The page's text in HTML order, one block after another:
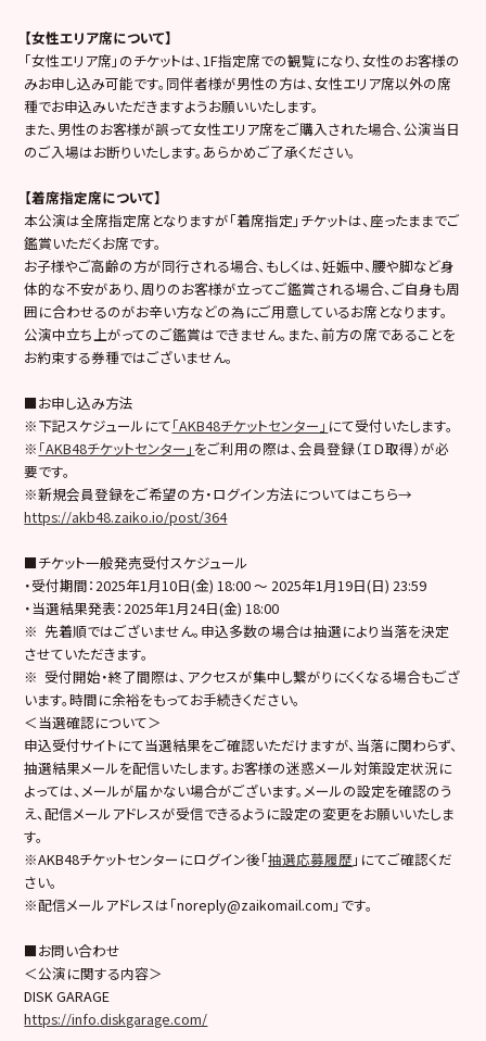
【女性エリア席について】
「女性エリア席」のチケットは、1F指定席での観覧になり、女性のお客様の
みお申し込み可能です。同伴者様が男性の方は、女性エリア席以外の席
種でお申込みいただきますようお願いいたします。
また、男性のお客様が誤って女性エリア席をご購入された場合、公演当日
のご入場はお断りいたします。あらかめご了承ください。
【着席指定席について】
本公演は全席指定席となりますが「着席指定」チケットは、座ったままでご
鑑賞いただくお席です。
お子様やご高齢の方が同行される場合、もしくは、妊娠中、腰や脚など身
体的な不安があり、周りのお客様が立ってご鑑賞される場合、ご自身も周
囲に合わせるのがお辛い方などの為にご用意しているお席となります。
公演中立ち上がってのご鑑賞はできません。また、前方の席であることを
お約束する券種ではございません。
■お申し込み方法
※下記スケジュールにて「AKB48チケットセンター」 にて受付いたします。
※ 「AKB48チケットセンター」 をご利用の際は、会員登録（ＩＤ取得）が必
要です。
※新規会員登録をご希望の方・ログイン方法についてはこちら→
https://akb48.zaiko.io/post/364
■チケット一般発売受付スケジュール
・受付期間：2025年1月10日(金) 18:00 〜 2025年1月19日(日) 23:59
・当選結果発表：2025年1月24日(金) 18:00
※ 先着順ではございません。申込多数の場合は抽選により当落を決定
させていただきます。
※ 受付開始・終了間際は、アクセスが集中し繋がりにくくなる場合もござ
います。時間に余裕をもってお手続きください。
＜当選確認について＞
申込受付サイトにて当選結果をご確認いただけますが、当落に関わらず、
抽選結果メールを配信いたします。お客様の迷惑メール対策設定状況に
よっては、メールが届かない場合がございます。メールの設定を確認のう
え、配信メールアドレスが受信できるように設定の変更をお願いいたしま
す。
※AKB48チケットセンターにログイン後「抽選応募履歴 」にてご確認くだ
さい。
※配信メールアドレスは「noreply@zaikomail.com」です。
■お問い合わせ
＜公演に関する内容＞
DISK GARAGE
https://info.diskgarage.com/